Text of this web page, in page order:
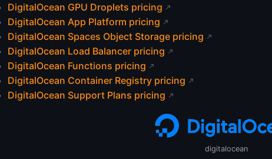
DigitalOcean GPU Droplets pricing
DigitalOcean App Platform pricing
DigitalOcean Spaces Object Storage pricing
DigitalOcean Load Balancer pricing
DigitalOcean Functions pricing
DigitalOcean Container Registry pricing
DigitalOcean Support Plans pricing
digitalocean